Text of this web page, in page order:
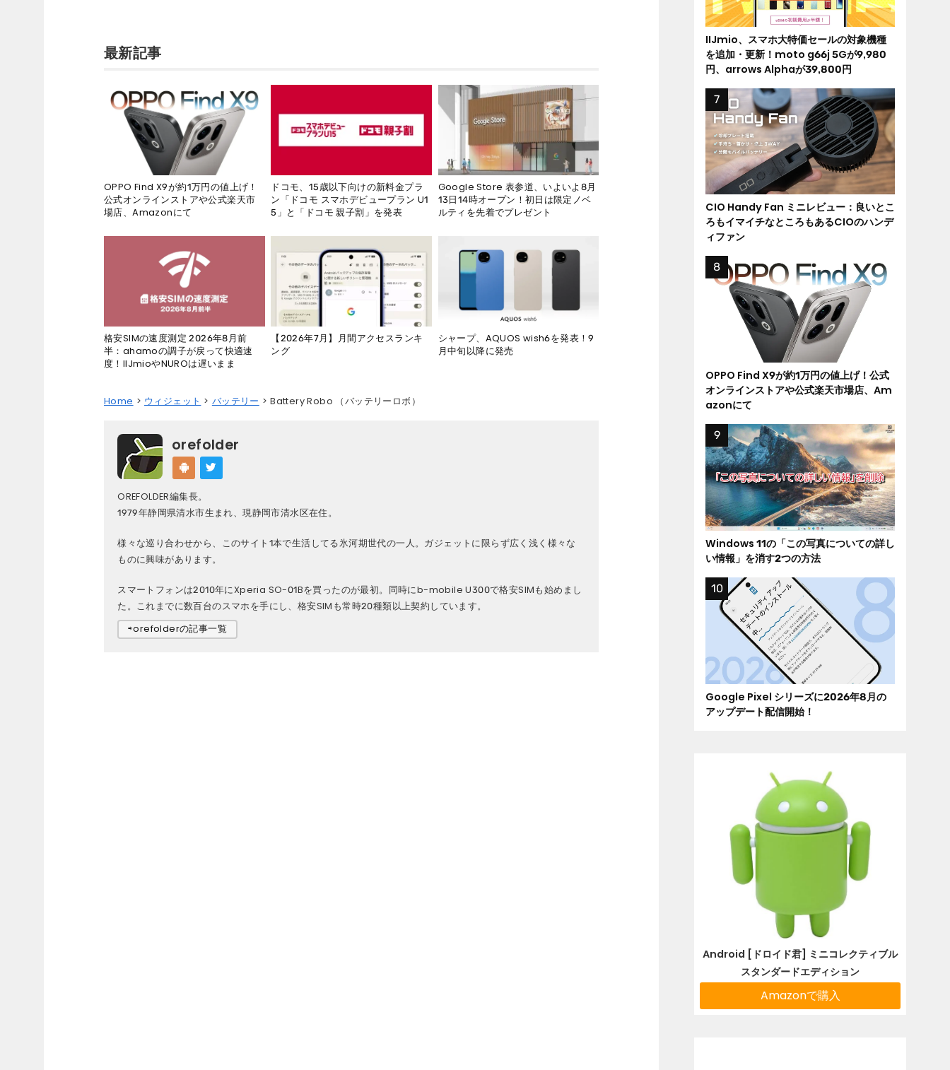
最新記事
OPPO Find X9が約1万円の値上げ！
公式オンラインストアや公式楽天市
場店、Amazonにて
ドコモ、15歳以下向けの新料金プラ
ン「ドコモ スマホデビュープラン U1
5」と「ドコモ 親子割」を発表
Google Store 表参道、いよいよ8月
13日14時オープン！初日は限定ノベ
ルティを先着でプレゼント
格安SIMの速度測定 2026年8月前
半：ahamoの調子が戻って快適速
度！IIJmioやNUROは遅いまま
【2026年7月】月間アクセスランキ
ング
シャープ、AQUOS wish6を発表！9
月中旬以降に発売
Home ウィジェット バッテリー Battery Robo （バッテリーロボ）
orefolder
OREFOLDER編集長。
1979年静岡県清水市生まれ、現静岡市清水区在住。
様々な巡り合わせから、このサイト1本で生活してる氷河期世代の一人。ガジェットに限らず広く浅く様々な
ものに興味があります。
スマートフォンは2010年にXperia SO-01Bを買ったのが最初。同時にb-mobile U300で格安SIMも始めまし
た。これまでに数百台のスマホを手にし、格安SIMも常時20種類以上契約しています。
⇨orefolderの記事一覧
IIJmio、スマホ大特価セールの対象機種
を追加・更新！moto g66j 5Gが9,980
円、arrows Alphaが39,800円
CIO Handy Fan ミニレビュー：良いとこ
ろもイマイチなところもあるCIOのハンデ
ィファン
OPPO Find X9が約1万円の値上げ！公式
オンラインストアや公式楽天市場店、Am
azonにて
Windows 11の「この写真についての詳し
い情報」を消す2つの方法
Google Pixel シリーズに2026年8月の
アップデート配信開始！
Android [ドロイド君] ミニコレクティブル
スタンダードエディション
Amazonで購入